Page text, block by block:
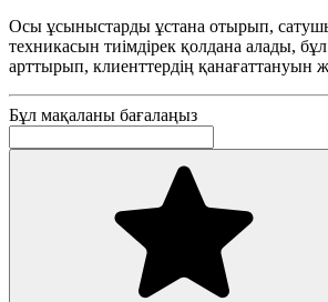
Осы ұсыныстарды ұстана отырып,
техникасын тиімдірек қолдана алады, бұл
арттырып, клиенттердің қанағаттануын
Бұл мақаланы бағалаңыз